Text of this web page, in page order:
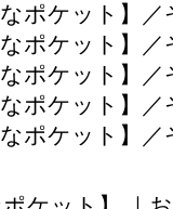
ポケット】／
ポケット】／
ポケット】／
ポケット】／
ポケット】／